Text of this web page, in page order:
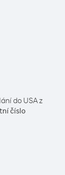
do USA z
číslo